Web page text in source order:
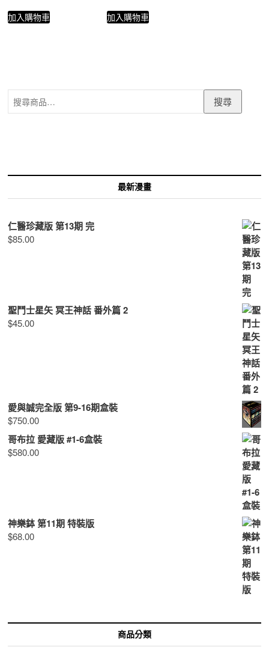
加入購物車 加入購物車
搜
搜尋
最新漫畫
仁醫珍藏版 第13期 完
$85.00
聖鬥士星矢 冥王神話 番外篇 2
$45.00
愛與誠完全版 第9-16期盒裝
$750.00
哥布拉 愛藏版 #1-6盒裝
$580.00
神樂鉢 第11期 特裝版
$68.00
商品分類